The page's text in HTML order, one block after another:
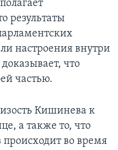
результаты
настроения внутри
что
частью.
Кишинева к
а также то, что
происходит во время